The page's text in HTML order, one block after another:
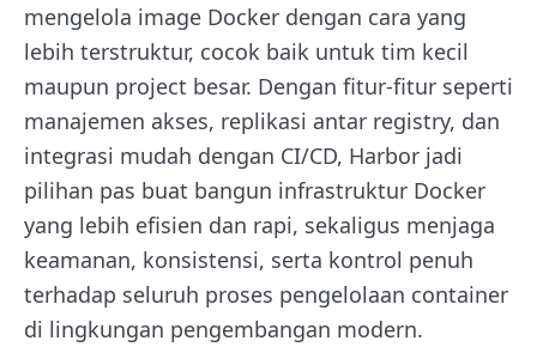
mengelola image Docker dengan cara yang
lebih terstruktur, cocok baik untuk tim kecil
maupun project besar. Dengan fitur-fitur seperti
manajemen akses, replikasi antar registry, dan
integrasi mudah dengan CI/CD, Harbor jadi
pilihan pas buat bangun infrastruktur Docker
yang lebih efisien dan rapi, sekaligus menjaga
keamanan, konsistensi, serta kontrol penuh
terhadap seluruh proses pengelolaan container
di lingkungan pengembangan modern.